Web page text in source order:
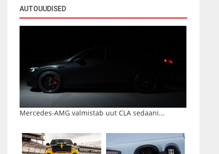
AUTOUUDISED
Mercedes-AMG valmistab uut CLA sedaani...